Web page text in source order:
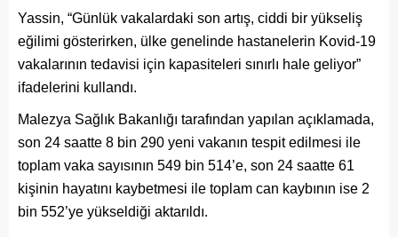
Yassin, “Günlük vakalardaki son artış, ciddi bir yükseliş
eğilimi gösterirken, ülke genelinde hastanelerin Kovid-19
vakalarının tedavisi için kapasiteleri sınırlı hale geliyor”
ifadelerini kullandı.
Malezya Sağlık Bakanlığı tarafından yapılan açıklamada,
son 24 saatte 8 bin 290 yeni vakanın tespit edilmesi ile
toplam vaka sayısının 549 bin 514’e, son 24 saatte 61
kişinin hayatını kaybetmesi ile toplam can kaybının ise 2
bin 552’ye yükseldiği aktarıldı.